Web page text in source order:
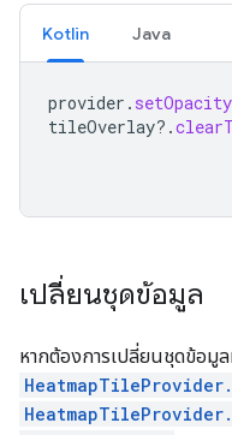
Kotlin Java
provider . setOpacity
tileOverlay?.
เปลี่ยนชุดข้อมูล
หากต้องการเปลี่ยนชุดข้อมู